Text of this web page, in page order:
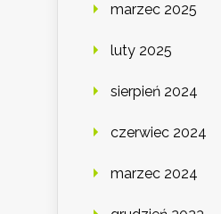
marzec 2025
luty 2025
sierpień 2024
czerwiec 2024
marzec 2024